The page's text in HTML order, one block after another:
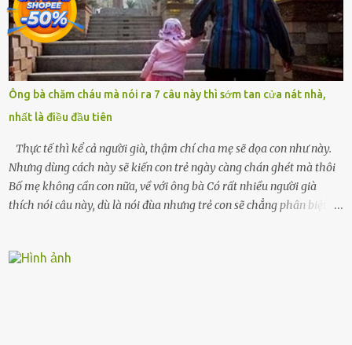
Tiếng cánh cửa đóng lại, vang lên như một bản án lạnh lùng. Tôi
đứng chết lặng giữa cơn mưa, không biết đi đâu, về đâu. Bố mẹ tôi
mất sớm. Tôi chẳng có anh chị em. Họ hàng cũng thưa thớt, chẳng
ai thân thiết đến mức có thể mở lòng cho tôi tá túc. Bạn bè? Ai cũng
bận rộn với gia đình riêng của họ. Tôi đã từng đặt cược cả thanh
xuân vào người chồng ấy – và giờ, tôi chỉ còn lại chính mình. Tôi lên
chiếc xe buýt cuối ngày, trốn chạy khỏi thành phố và nỗi đau. Tôi v...
Ông bà chăm cháu mà nói ra 7 câu này thì sớm tan cửa nát nhà,
nhất là điều đầu tiên
Thực tế thì kể cả người già, thậm chí cha mẹ sẽ dọa con như này.
Nhưng dùng cách này sẽ kiến con trẻ ngày càng chán ghét mà thôi
Bố mẹ không cần con nữa, về với ông bà Có rất nhiều người già
thích nói câu này, dù là nói đùa nhưng trẻ con sẽ chẳng phân biệt
khuyên nhủ con thật cẩn thận. Nếu cháu không nghe lời, cảnh sát